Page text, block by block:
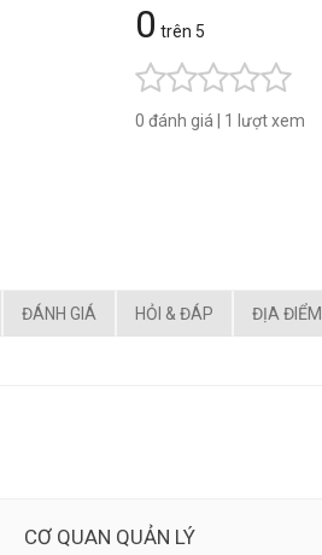
0 trên 5
0 đánh giá 1 lượt xem
ĐÁNH GIÁ HỎI & ĐÁP ĐỊA ĐIỂM
CƠ QUAN QUẢN LÝ